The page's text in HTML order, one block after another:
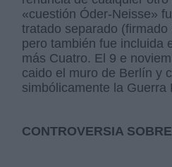
«cuestión Óder-Neisse»
tratado separado (firmado
pero también fue incluida
más Cuatro. El 9 e
caido el muro de Berlín y
simbólicamente la Guerra
CONTROVERSIA